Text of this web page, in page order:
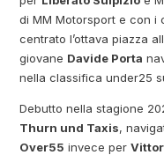
di MM Motorsport e con i
centrato l’ottava piazza
giovane Davide Porta
nella classifica under25
Debutto nella stagione
Thurn und Taxis,
Over55 invece per